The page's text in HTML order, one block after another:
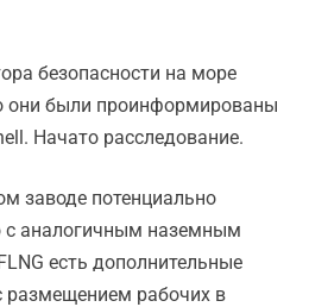
безопасности на море
они были проинформированы
Начато расследование.
заводе потенциально
с аналогичным наземным
есть дополнительные
размещением рабочих в